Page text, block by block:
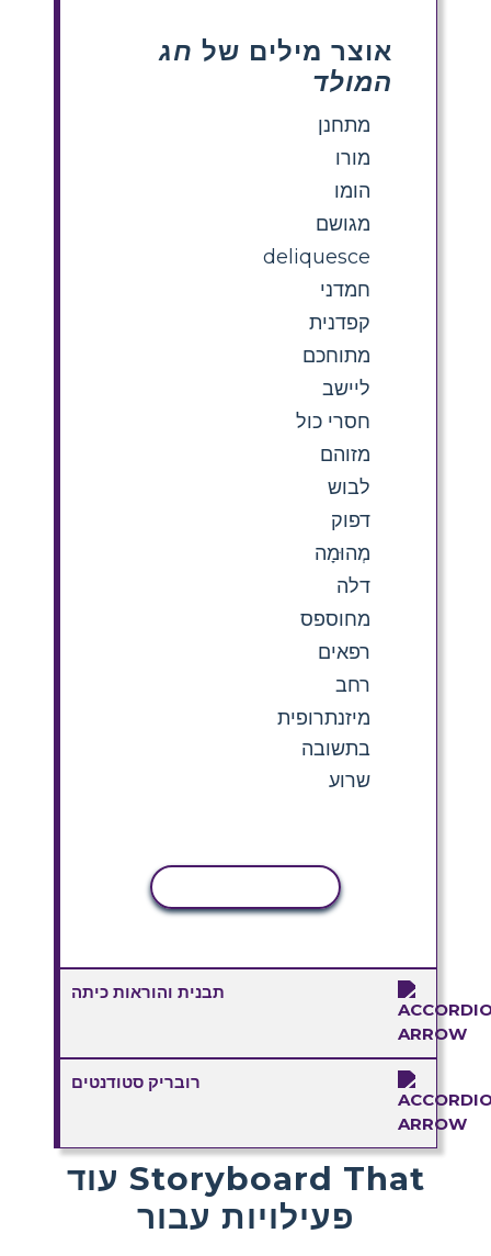
אוצר מילים של חג
המולד
מתחנן
מורו
הומו
מגושם
deliquesce
חמדני
קפדנית
מתוחכם
ליישב
חסרי כול
מזוהם
לבוש
דפוק
מְהוּמָה
דלה
מחוספס
רפאים
רחב
מיזנתרופית
בתשובה
שרוע
תבנית והוראות כיתה
רובריק סטודנטים
עוד Storyboard That
פעילויות עבור